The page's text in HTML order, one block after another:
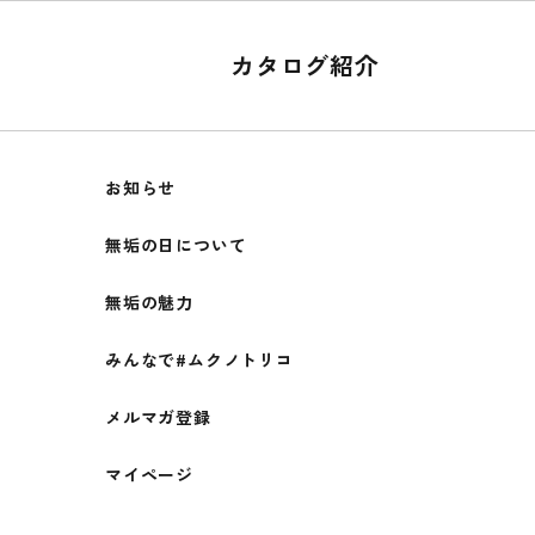
カタログ紹介
お知らせ
無垢の日について
無垢の魅力
みんなで#ムクノトリコ
メルマガ登録
マイページ